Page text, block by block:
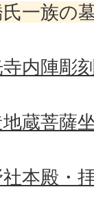
一族の
内陣彫
蔵菩薩
本殿・